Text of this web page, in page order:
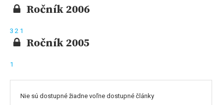
Ročník 2006
3 2 1
Ročník 2005
1
Nie sú dostupné žiadne voľne dostupné články